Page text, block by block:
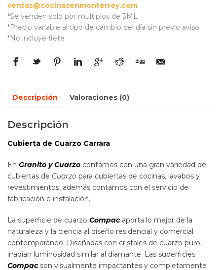
ventas@cocinasenmonterrey.com
*Se venden solo por multiplos de 3ML
*Precio variable al tipo de cambio del día sin previo aviso
*No incluye flete
Descripción Valoraciones (0)
Descripción
Cubierta de Cuarzo Carrara
En Granito y Cuarzo contamos con una gran variedad de
cubiertas de Cuarzo para cubiertas de cocinas, lavabos y
revestimientos, además contamos con el servicio de
fabricación e instalación.
La superficie de cuarzo Compacaporta lo mejor de la
naturaleza y la ciencia al diseño residencial y comercial
contemporáneo. Diseñadas con cristales de cuarzo puro,
irradian luminosidad similar al diamante. Las superficies
Compacson visualmente impactantes y completamente